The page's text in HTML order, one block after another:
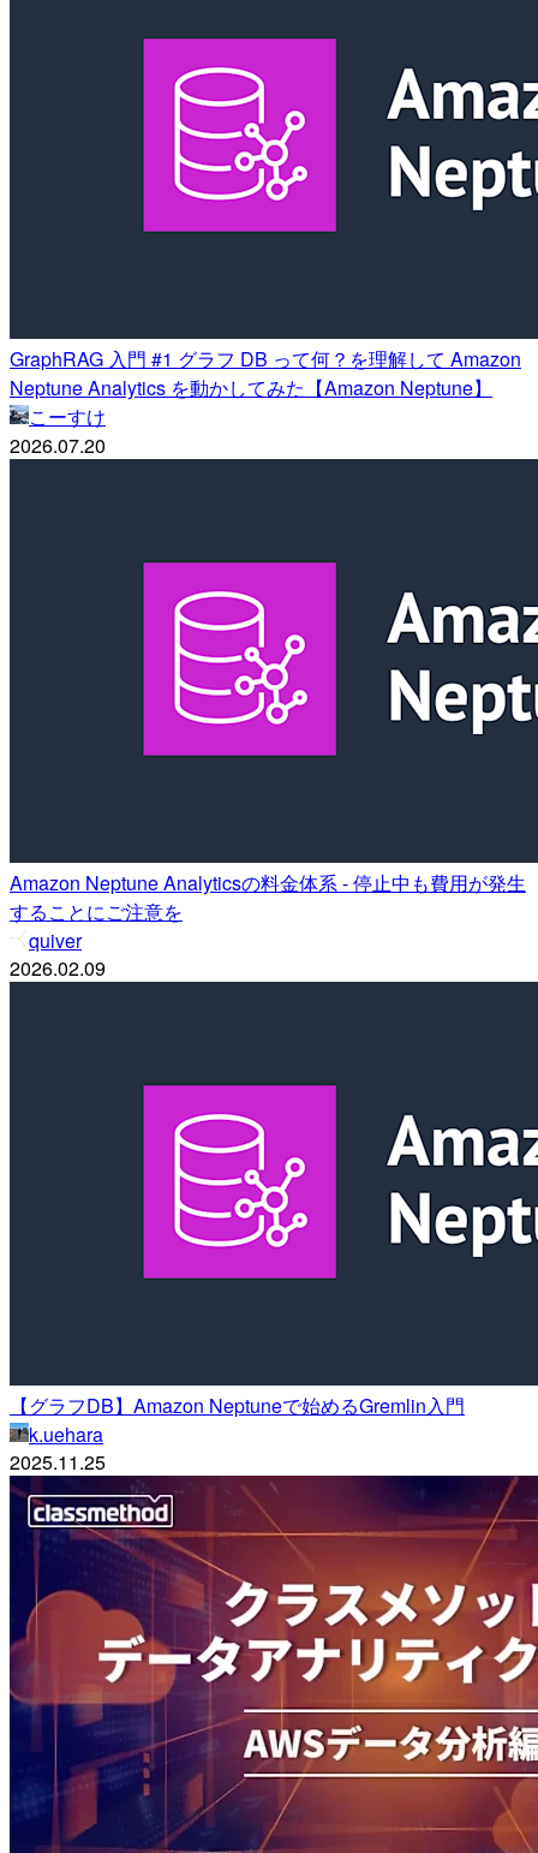
GraphRAG 入門 #1 グラフ DB って何？を理解して Amazon
Neptune Analytics を動かしてみた【Amazon Neptune】
こーすけ
2026.07.20
Amazon Neptune Analyticsの料金体系 - 停止中も費用が発生
することにご注意を
quiver
2026.02.09
【グラフDB】Amazon Neptuneで始めるGremlin入門
k.uehara
2025.11.25